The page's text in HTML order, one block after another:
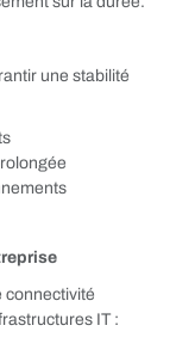
une stabilité
connectivité
IT :